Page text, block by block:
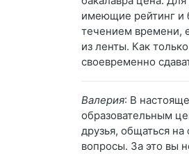
имеющие рейтинг и
течением времени,
из ленты. Как
своевременно
Валерия: В
образовательным
друзья, общаться
вопросы. За это вы